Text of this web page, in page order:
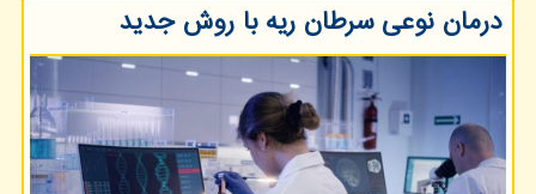
درمان نوعی سرطان ریه با روش جدید